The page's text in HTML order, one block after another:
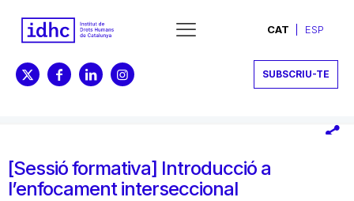
CAT ESP
SUBSCRIU-TE
[Sessió formativa] Introducció a
l’enfocament interseccional